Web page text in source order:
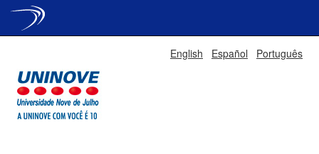
English Español Português